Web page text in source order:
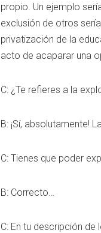
propio. Un ejemplo
exclusión de otros
privatización de la
acto de acaparar una
C: ¿Te refieres a la
B: ¡Sí, absolutamente!
C: Tienes que poder
B: Correcto…
C: En tu descripción